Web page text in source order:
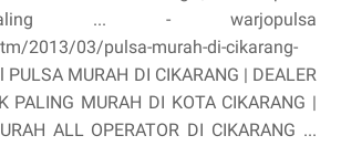
... - warjopulsa
2013/03/pulsa-murah-di-cikarang-
MURAH DI CIKARANG | DEALER
PALING MURAH DI KOTA CIKARANG |
ALL OPERATOR DI CIKARANG ...